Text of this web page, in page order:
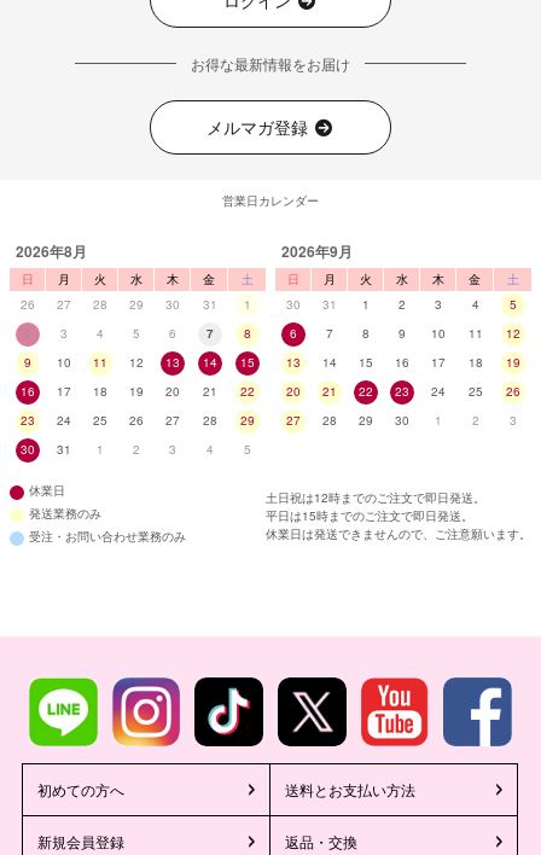
お得な最新情報をお届け
メルマガ登録
営業日カレンダー
2026年8月
日 月 火 水 木 金
土
26
27 28 29 30 31
1
2
3 4 5 6 7
8
9
10 11 12 13 14
15
16
17 18 19 20 21
22
23
24 25 26 27 28
29
30
31 1 2 3 4 5
2026年9月
日 月 火 水 木 金
土
30
31 1 2 3 4
5
6
7 8 9 10 11
12
13
14 15 16 17 18
19
20
21 22 23 24 25
26
27
28 29 30 1 2 3
休業日
発送業務のみ
受注・お問い合わせ業務のみ
土日祝は12時までのご注文で即日発送。
平日は15時までのご注文で即日発送。
休業日は発送できませんので、ご注意願います。
初めての方へ 送料とお支払い方法
新規会員登録 返品・交換